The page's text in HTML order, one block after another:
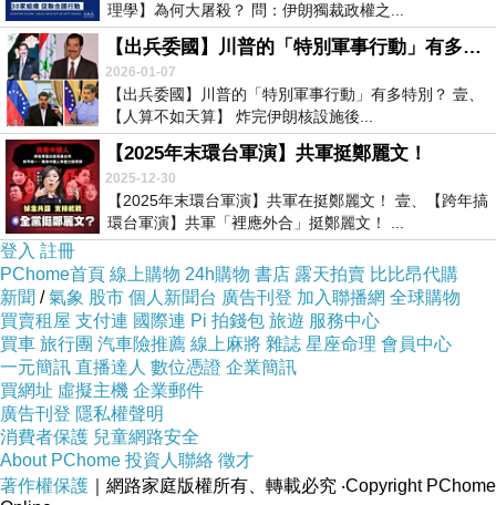
理學】為何大屠殺？ 問：伊朗獨裁政權之...
【出兵委國】川普的「特別軍事行動」有多特別？
2026-01-07
【出兵委國】川普的「特別軍事行動」有多特別？ 壹、
【人算不如天算】 炸完伊朗核設施後...
【2025年末環台軍演】共軍挺鄭麗文！
2025-12-30
【2025年末環台軍演】共軍在挺鄭麗文！ 壹、【跨年搞
環台軍演】共軍「裡應外合」挺鄭麗文！ ...
登入 註冊
PChome首頁 線上購物 24h購物 書店 露天拍賣 比比昂代購
新聞 /氣象 股市 個人新聞台 廣告刊登 加入聯播網 全球購物
買賣租屋 支付連 國際連 Pi 拍錢包 旅遊 服務中心
買車 旅行團 汽車險推薦 線上麻將 雜誌 星座命理 會員中心
一元簡訊 直播達人 數位憑證 企業簡訊
買網址 虛擬主機 企業郵件
廣告刊登 隱私權聲明
消費者保護 兒童網路安全
About PChome 投資人聯絡 徵才
著作權保護 ｜網路家庭版權所有、轉載必究 ‧Copyright PChome